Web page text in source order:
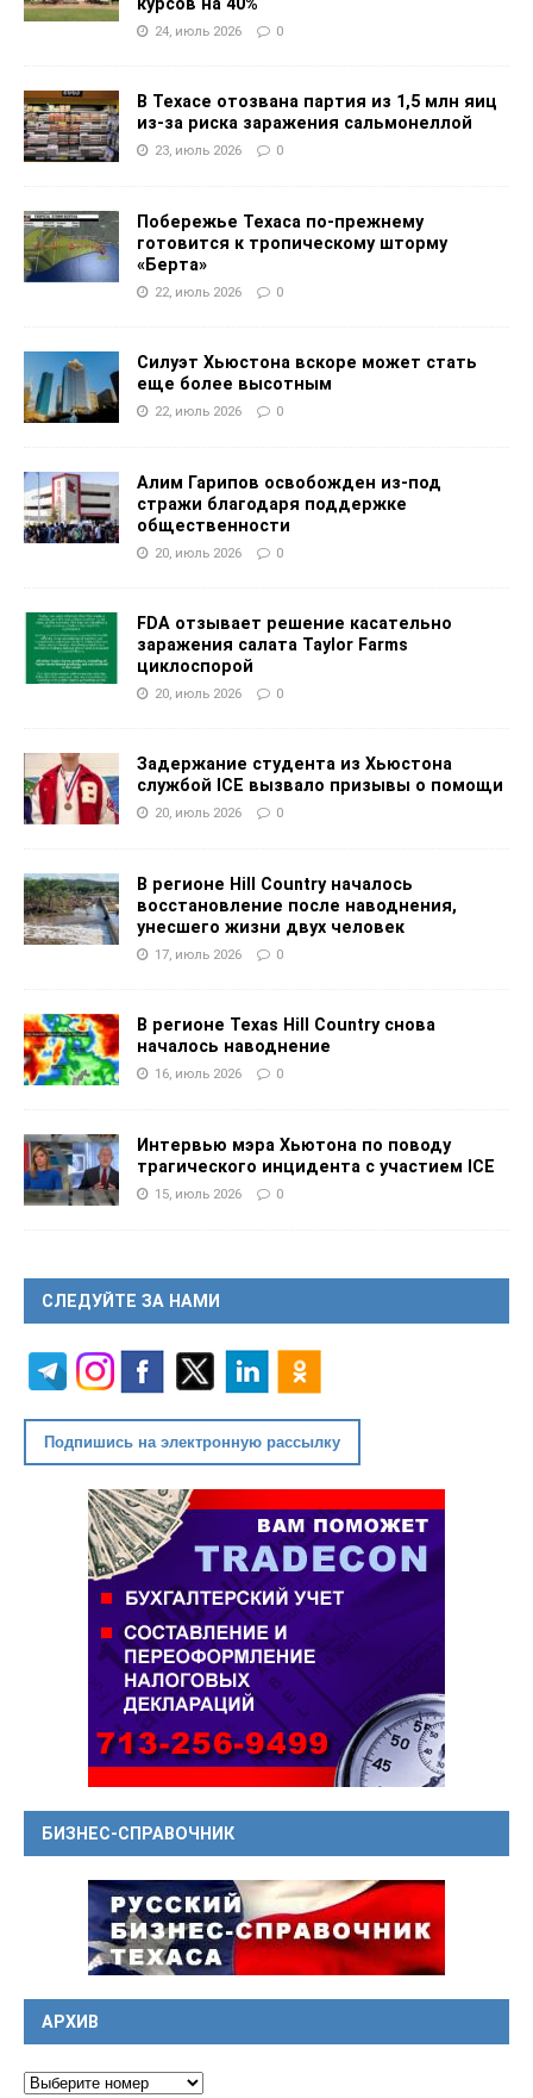
24, июль 2026 0
В Техасе отозвана партия из 1,5 млн яиц
из-за риска заражения сальмонеллой
23, июль 2026 0
Побережье Техаса по-прежнему
готовится к тропическому шторму
«Берта»
22, июль 2026 0
Силуэт Хьюстона вскоре может стать
еще более высотным
22, июль 2026 0
Алим Гарипов освобожден из-под
стражи благодаря поддержке
общественности
20, июль 2026 0
FDA отзывает решение касательно
заражения салата Taylor Farms
циклоспорой
20, июль 2026 0
Задержание студента из Хьюстона
службой ICE вызвало призывы о помощи
20, июль 2026 0
В регионе Hill Country началось
восстановление после наводнения,
унесшего жизни двух человек
17, июль 2026 0
В регионе Texas Hill Country снова
началось наводнение
16, июль 2026 0
Интервью мэра Хьютона по поводу
трагического инцидента с участием ICE
15, июль 2026 0
СЛЕДУЙТЕ ЗА НАМИ
Подпишись на электронную рассылку
БИЗНЕС-СПРАВОЧНИК
АРХИВ